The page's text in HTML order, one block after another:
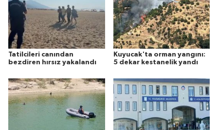
Tatilcileri canından
bezdiren hırsız yakalandı
Kuyucak'ta orman yangını:
5 dekar kestanelik yandı